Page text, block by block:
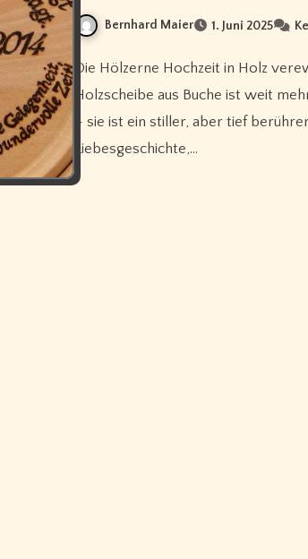
Bernhard Maier 1. Juni 2025
Die Hölzerne Hochzeit in Holz verewigt Diese wunderschöne
Holzscheibe aus Buche ist weit
– sie ist ein stiller, aber tief
Liebesgeschichte,…